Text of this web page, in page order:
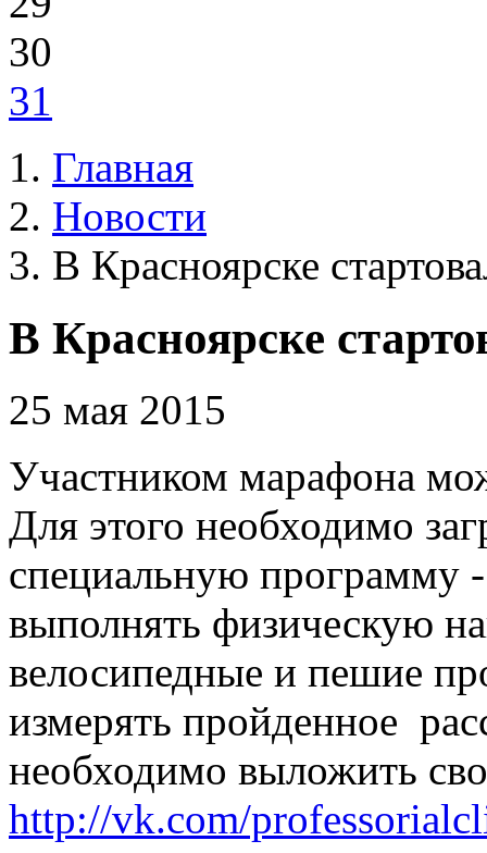
30
31
Главная
Новости
В Красноярске
В Красноярске
25 мая 2015
Участником марафона
Для этого необходимо
специальную программу
выполнять физическую
велосипедные и пешие
измерять пройденное
необходимо выложить
http://vk.com/